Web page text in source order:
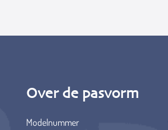
Over de pasvorm
Modelnummer